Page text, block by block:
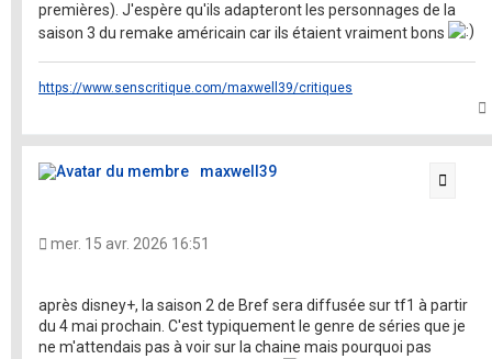
premières). J'espère qu'ils adapteront les personnages de la
saison 3 du remake américain car ils étaient vraiment bons
https://www.senscritique.com/maxwell39/critiques
maxwell39
mer. 15 avr. 2026 16:51
après disney+, la saison 2 de Bref sera diffusée sur tf1 à partir
du 4 mai prochain. C'est typiquement le genre de séries que je
ne m'attendais pas à voir sur la chaine mais pourquoi pas